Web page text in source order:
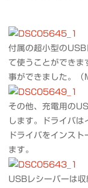
付属の超小型のUSB
て使うことができ
事ができました。（
その他、充電用の
します。ドライバ
ドライバをインス
ます。
USBレシーバーは